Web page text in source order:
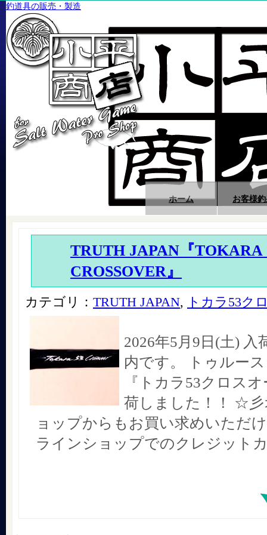
釣道具の販売・製造
ホーム お客様
TRUTH JAPAN『TOKARA
CROSSOVER』
カテゴリ： TRUTH JAPAN, トカラ53ク
2026年5月9日(土) 入
内です。 トゥルー
『トカラ53クロス
荷しました！！ ☆
ョップからもお買い求めいただ
ラインショップでのクレジット